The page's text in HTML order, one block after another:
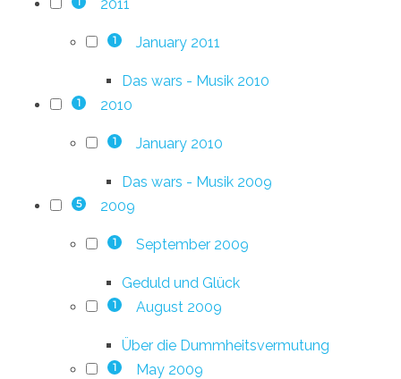
2011
1 January 2011
Das wars - Musik 2010
1 2010
1 January 2010
Das wars - Musik 2009
5 2009
1 September 2009
Geduld und Glück
1 August 2009
Über die Dummheitsvermutung
1 May 2009